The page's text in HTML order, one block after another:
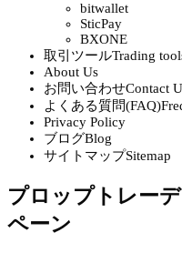
bitwallet
SticPay
BXONE
取引ツールTrading
About Us
お問い合わせContact
よくある質問(FAQ)
Privacy Policy
ブログBlog
サイトマップSitemap
プロップトレー
ペーン